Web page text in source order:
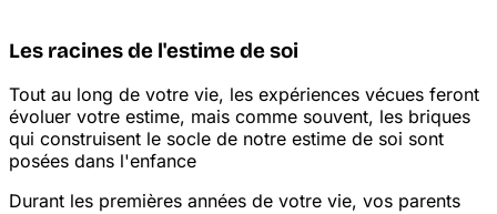
Les racines de l'estime de soi
Tout au long de votre vie, les expériences vécues feront
évoluer votre estime, mais comme souvent, les briques
qui construisent le socle de notre estime de soi sont
posées dans l'enfance
Durant les premières années de votre vie, vos parents